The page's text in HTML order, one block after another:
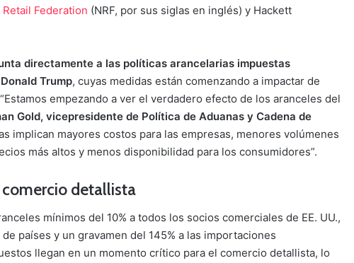
Retail Federation (NRF, por sus siglas en inglés) y Hackett
directamente a las políticas arancelarias impuestas
Trump, cuyas medidas están comenzando a impactar de
empezando a ver el verdadero efecto de los aranceles del
Gold, vicepresidente de Política de Aduanas y Cadena de
implican mayores costos para las empresas, menores volúmenes
más altos y menos disponibilidad para los consumidores”.
detallista
mínimos del 10% a todos los socios comerciales de EE. UU.,
países y un gravamen del 145% a las importaciones
llegan en un momento crítico para el comercio detallista, lo